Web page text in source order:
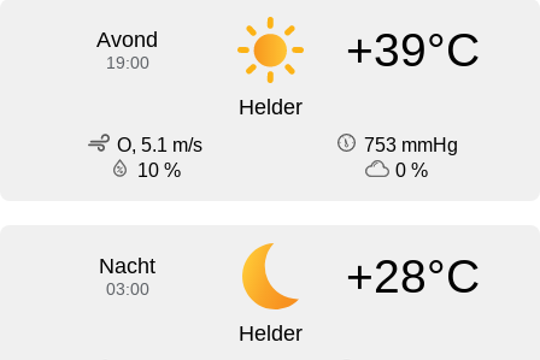
Avond
19:00 +39°C
Helder
O, 5.1 m/s
753 mmHg
10 %
0 %
Nacht
03:00 +28°C
Helder